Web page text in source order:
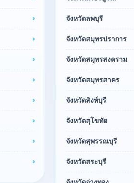
จังหวัดลพบุรี
จังหวัดสมุทรปราการ
จังหวัดสมุทรสงคราม
จังหวัดสมุทรสาคร
จังหวัดสิงห์บุรี
จังหวัดสุโขทัย
จังหวัดสุพรรณบุรี
จังหวัดสระบุรี